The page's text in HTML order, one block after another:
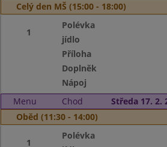
Celý den MŠ (15:00 - 18:00)
1
Polévka
jídlo
Příloha
Doplněk
Nápoj
Menu
Chod
Středa 17. 2.
Oběd (11:30 - 14:00)
1
Polévka